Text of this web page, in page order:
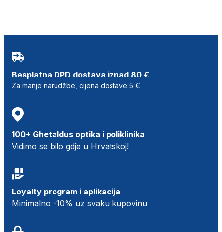
Besplatna DPD dostava iznad 80 €
Za manje narudžbe, cijena dostave 5 €
100+ Ghetaldus optika i poliklinika
Vidimo se bilo gdje u Hrvatskoj!
Loyalty program i aplikacija
Minimalno -10% uz svaku kupovinu